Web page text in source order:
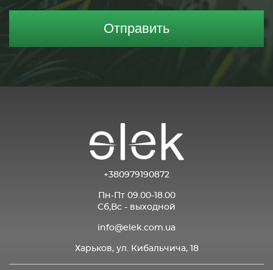
Отправить
+380979190872
Пн-Пт 09.00-18.00
Сб,Вс - выходной
info@elek.com.ua
Харьков, ул. Кибальчича, 18